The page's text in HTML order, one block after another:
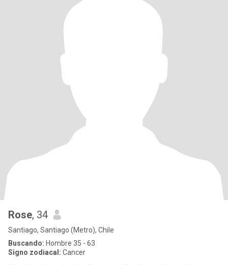
Rose, 34
Santiago, Santiago (Metro), Chile
Buscando: Hombre 35 - 63
Signo zodiacal: Cancer